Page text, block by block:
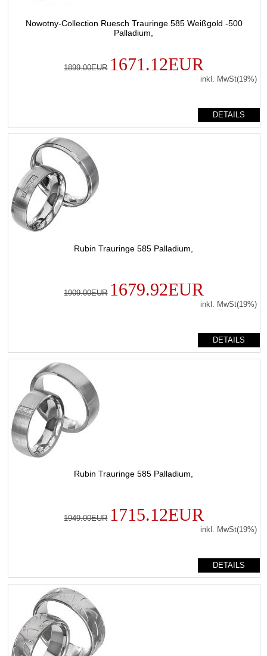
Nowotny-Collection Ruesch Trauringe 585 Weißgold -500
Palladium,
1899.00EUR 1671.12EUR
inkl. MwSt(19%)
DETAILS
Rubin Trauringe 585 Palladium,
1909.00EUR 1679.92EUR
inkl. MwSt(19%)
DETAILS
Rubin Trauringe 585 Palladium,
1949.00EUR 1715.12EUR
inkl. MwSt(19%)
DETAILS